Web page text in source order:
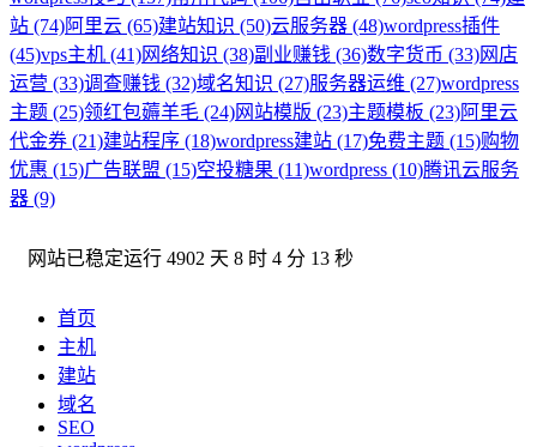
站 (74)阿里云 (65)建站知识 (50)云服务器 (48)wordpress插件
(45)vps主机 (41)网络知识 (38)副业赚钱 (36)数字货币 (33)网店
运营 (33)调查赚钱 (32)域名知识 (27)服务器运维 (27)wordpress
主题 (25)领红包薅羊毛 (24)网站模版 (23)主题模板 (23)阿里云
代金券 (21)建站程序 (18)wordpress建站 (17)免费主题 (15)购物
优惠 (15)广告联盟 (15)空投糖果 (11)wordpress (10)腾讯云服务
器 (9)
网站已稳定运行 4902 天 8 时 4 分 13 秒
首页
主机
建站
域名
SEO